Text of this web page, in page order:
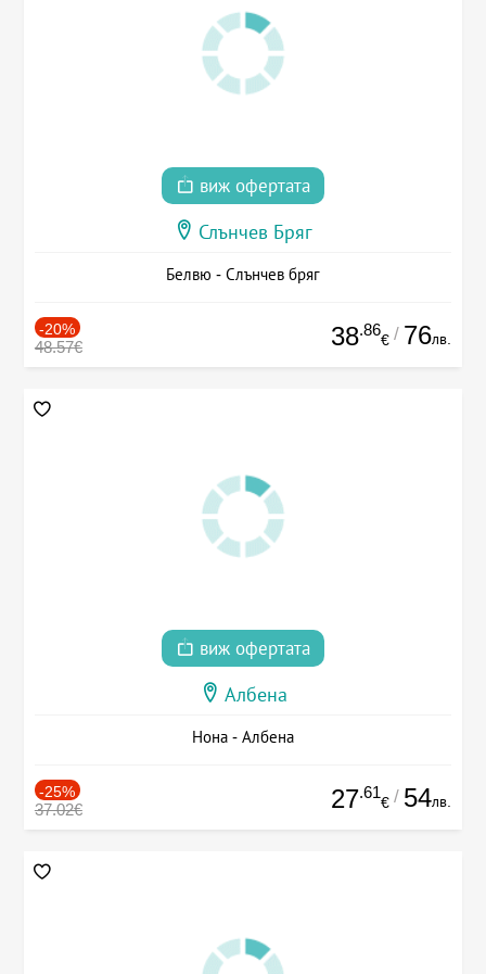
виж офертата
Слънчев Бряг
Белвю - Слънчев бряг
-20%
48.57€ 38.86
€ / 76лв.
виж офертата
Албена
Нона - Албена
-25%
37.02€ 27.61
€ / 54лв.